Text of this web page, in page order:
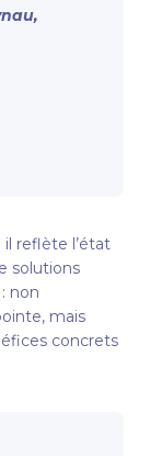
il reflète l’état
solutions
non
mais
concrets